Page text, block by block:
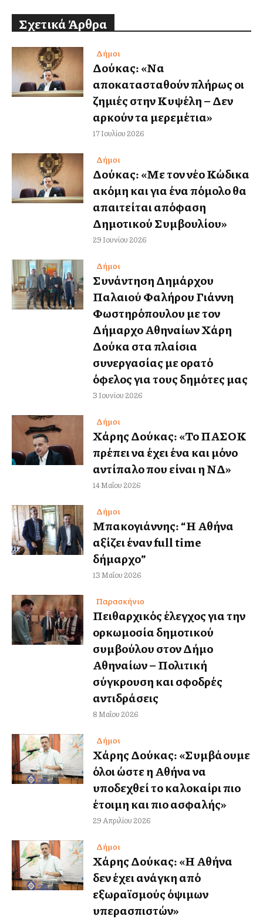
Σχετικά Άρθρα
Δήμοι
Δούκας: «Να
αποκατασταθούν πλήρως οι
ζημιές στην Κυψέλη – Δεν
αρκούν τα μερεμέτια»
17 Ιουλίου 2026
Δήμοι
Δούκας: «Με τον νέο Κώδικα
ακόμη και για ένα πόμολο θα
απαιτείται απόφαση
Δημοτικού Συμβουλίου»
29 Ιουνίου 2026
Δήμοι
Συνάντηση Δημάρχου
Παλαιού Φαλήρου Γιάννη
Φωστηρόπουλου με τον
Δήμαρχο Αθηναίων Χάρη
Δούκα στα πλαίσια
συνεργασίας με ορατό
όφελος για τους δημότες μας
3 Ιουνίου 2026
Δήμοι
Χάρης Δούκας: «Το ΠΑΣΟΚ
πρέπει να έχει ένα και μόνο
αντίπαλο που είναι η ΝΔ»
14 Μαΐου 2026
Δήμοι
Μπακογιάννης: “Η Αθήνα
αξίζει έναν full time
δήμαρχο”
13 Μαΐου 2026
Παρασκήνιο
Πειθαρχικός έλεγχος για την
ορκωμοσία δημοτικού
συμβούλου στον Δήμο
Αθηναίων – Πολιτική
σύγκρουση και σφοδρές
αντιδράσεις
8 Μαΐου 2026
Δήμοι
Χάρης Δούκας: «Συμβάλλουμε
όλοι ώστε η Αθήνα να
υποδεχθεί το καλοκαίρι πιο
έτοιμη και πιο ασφαλής»
29 Απριλίου 2026
Δήμοι
Χάρης Δούκας: «Η Αθήνα
δεν έχει ανάγκη από
εξωραϊσμούς όψιμων
υπερασπιστών»